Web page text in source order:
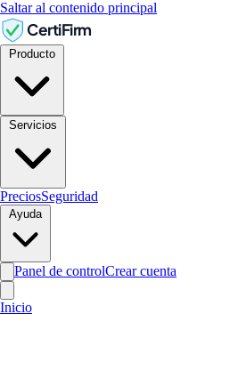
Saltar al contenido principal
CertiFirm
PreciosSeguridad
Ayuda
Panel de controlCrear cuenta
Inicio